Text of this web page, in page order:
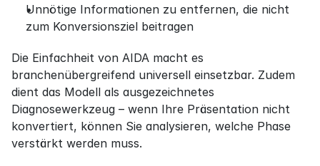
Unnötige Informationen zu entfernen, die nicht
zum Konversionsziel beitragen
Die Einfachheit von AIDA macht es
branchenübergreifend universell einsetzbar. Zudem
dient das Modell als ausgezeichnetes
Diagnosewerkzeug – wenn Ihre Präsentation nicht
konvertiert, können Sie analysieren, welche Phase
verstärkt werden muss.